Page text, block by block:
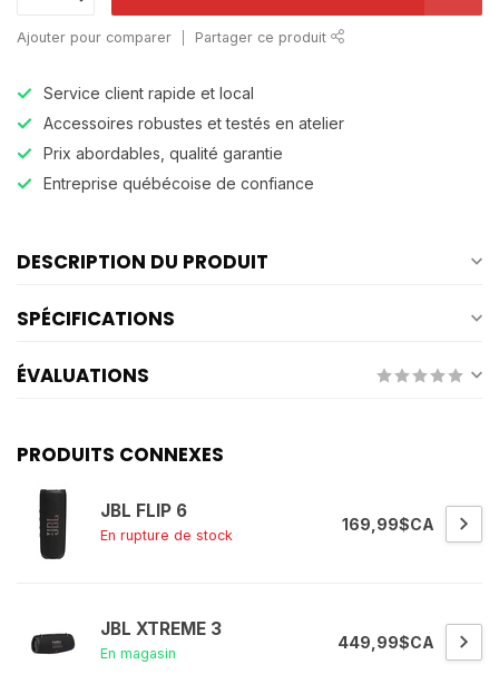
Ajouter pour comparer Partager ce produit
Service client rapide et local
Accessoires robustes et testés en atelier
Prix abordables, qualité garantie
Entreprise québécoise de confiance
DESCRIPTION DU PRODUIT
SPÉCIFICATIONS
ÉVALUATIONS
PRODUITS CONNEXES
JBL FLIP 6
En rupture de stock
169,99$CA
JBL XTREME 3
En magasin
449,99$CA